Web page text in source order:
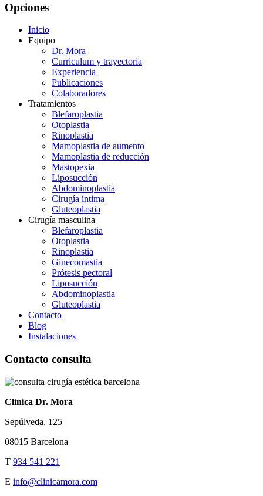
Opciones
Inicio
Equipo
Dr. Mora
Curriculum y trayectoria
Experiencia
Publicaciones
Colaboradores
Tratamientos
Blefaroplastia
Otoplastia
Rinoplastia
Mamoplastia de aumento
Mamoplastia de reducción
Mastopexia
Liposucción
Abdominoplastia
Cirugía íntima
Gluteoplastia
Cirugía masculina
Blefaroplastia
Otoplastia
Rinoplastia
Ginecomastia
Prótesis pectoral
Liposucción
Abdominoplastia
Gluteoplastia
Contacto
Blog
Instalaciones
Contacto consulta
Clínica Dr. Mora
Sepúlveda, 125
08015 Barcelona
T 934 541 221
E info@clinicamora.com